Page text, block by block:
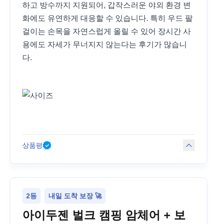
하고 방수까지 지원되어, 갑작스러운 야외 환경 변
화에도 유연하게 대응할 수 있습니다. 특히 우드 팔
걸이는 손목을 자연스럽게 올릴 수 있어 장시간 사
용에도 자세가 무너지지 않는다는 후기가 많습니
다.
상품평
2등 내일 도착 보장 🚀
아이두젠 벌크 캠핑 암체어 + 보